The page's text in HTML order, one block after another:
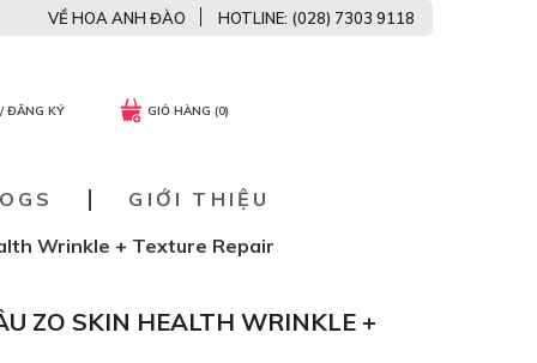
ĐĂNG KÝ GIỎ HÀNG (0)
VỀ HOA ANH ĐÀO HOTLINE: (028) 7303 9118
GIỚI THIỆU
Wrinkle + Texture Repair
ZO SKIN HEALTH WRINKLE +